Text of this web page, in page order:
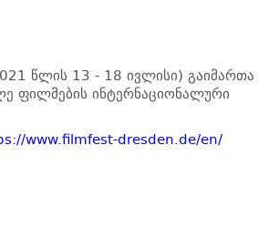
წლის 13 - 18 ივლისი) გაიმართა
ფილმების ინტერნაციონალური
www.filmfest-dresden.de/en/